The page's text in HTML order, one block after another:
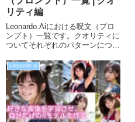
リティ編
Leonardo.Aiにおける呪文（プロ
ンプト）一覧です。クオリティに
ついてそれぞれのパターンについ
ます。「きれいな絵を生成したい
のに上手くいかない」、「低解像
度の絵ばかり」といった悩みの一
助になれば幸いです。
Leonardo.ai